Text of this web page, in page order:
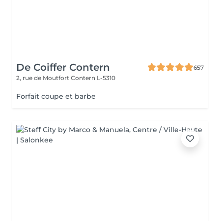
De Coiffer Contern
657
2, rue de Moutfort Contern L-5310
Forfait coupe et barbe